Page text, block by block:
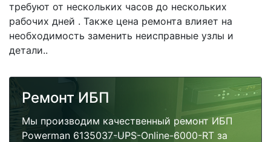
требуют от нескольких часов до нескольких
рабочих дней . Также цена ремонта влияет на
необходимость заменить неисправные узлы и
детали..
Ремонт ИБП
Мы производим качественный ремонт ИБП
Powerman 6135037-UPS-Online-6000-RT за